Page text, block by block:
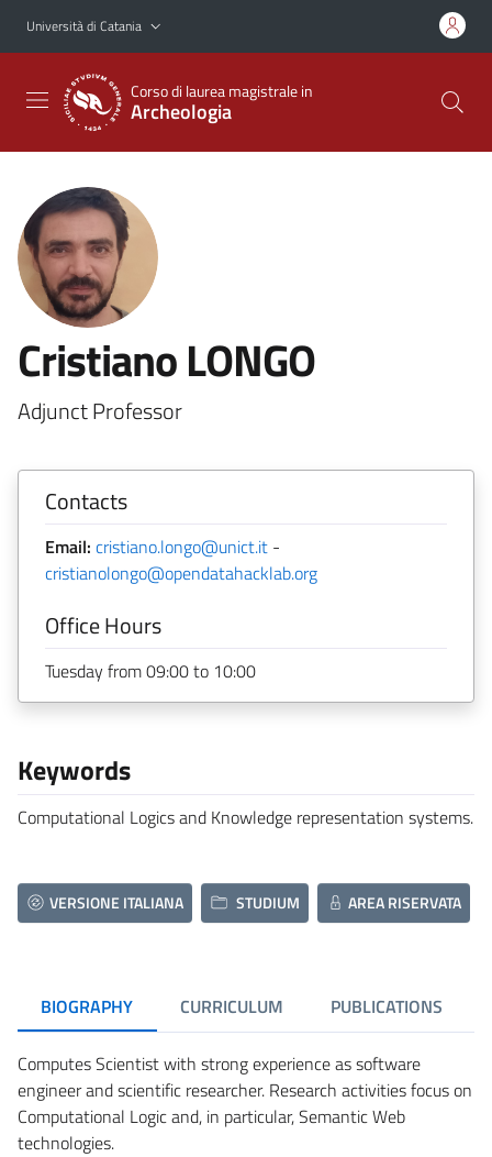
Vai al contenuto principale
Vai al menu di navigazione
Università di Catania
Corso di laurea magistrale in
Archeologia
Cristiano LONGO
Adjunct Professor
Contacts
Email: cristiano.longo@unict.it -
cristianolongo@opendatahacklab.org
Office Hours
Tuesday from 09:00 to 10:00
Keywords
Computational Logics and Knowledge representation systems.
VERSIONE ITALIANA STUDIUM AREA RISERVATA
BIOGRAPHY CURRICULUM PUBLICATIONS
Computes Scientist with strong experience as software
engineer and scientific researcher. Research activities focus on
Computational Logic and, in particular, Semantic Web
technologies.